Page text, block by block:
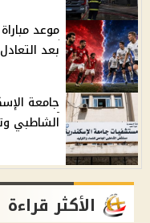
بعد
جامعة
الشاطبي
الأكثر قراءة